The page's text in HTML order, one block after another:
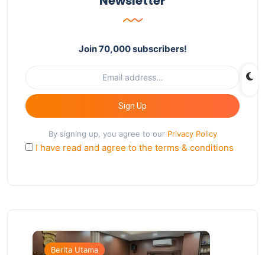
Join 70,000 subscribers!
Sign Up
By signing up, you agree to our Privacy Policy
I have read and agree to the terms & conditions
Berita Utama